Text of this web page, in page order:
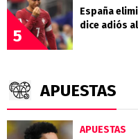
5
España
dice adiós
APUESTAS
APUESTAS